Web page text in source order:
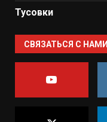
Тусовки
СВЯЗАТЬСЯ С НАМИ